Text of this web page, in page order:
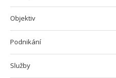
Objektiv
Podnikání
Služby